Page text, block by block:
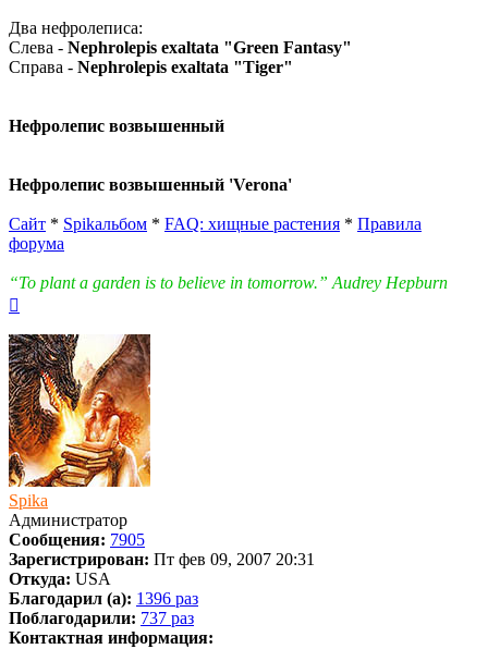
Два нефролеписа:
Слева - Nephrolepis exaltata "Green Fantasy"
Справа - Nephrolepis exaltata "Tiger"
Нефролепис возвышенный
Нефролепис возвышенный 'Verona'
Сайт * Spikальбом * FAQ: хищные растения * Правила
форума
“To plant a garden is to believe in tomorrow.” Audrey Hepburn
началу
Spika
Администратор
Сообщения: 7905
Зарегистрирован: Пт фев 09, 2007 20:31
Откуда: USA
Благодарил (а): 1396 раз
Поблагодарили: 737 раз
Контактная информация: